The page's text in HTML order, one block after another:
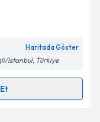
belirtilen
Haritada Göster
Istanbul, Türkiye